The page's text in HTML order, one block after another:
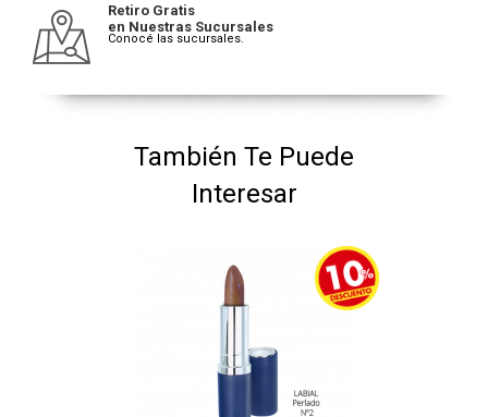
Retiro Gratis
en Nuestras Sucursales
Conocé las sucursales.
También Te Puede
Interesar